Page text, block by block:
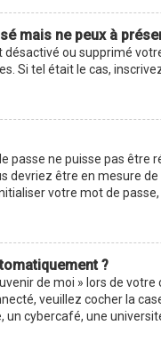
mais ne peux à
désactivé ou supprimé
Si tel était le cas,
passe ne puisse pas
devriez être en mesure
votre mot de
?
de moi » lors de
veuillez cocher la
cybercafé, une